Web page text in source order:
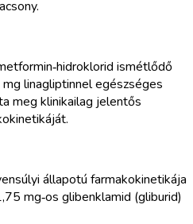
ismétlődő
linagliptinnel egészséges
meg klinikailag jelentős
állapotú farmakokinetikája
mg‑os glibenklamid (gliburid)